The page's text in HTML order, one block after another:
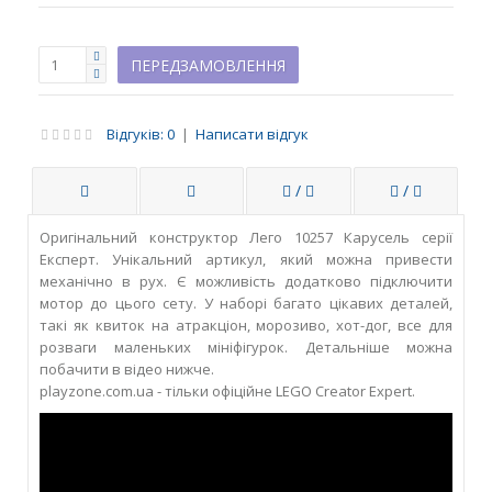
Відгуків: 0 | Написати відгук
/ /
Оригінальний конструктор Лего 10257 Карусель серії
Експерт. Унікальний артикул, який можна привести
механічно в рух. Є можливість додатково підключити
мотор до цього сету. У наборі багато цікавих деталей,
такі як квиток на атракціон, морозиво, хот-дог, все для
розваги маленьких мініфігурок. Детальніше можна
побачити в відео нижче.
playzone.com.ua - тільки офіційне LEGO Creator Expert.